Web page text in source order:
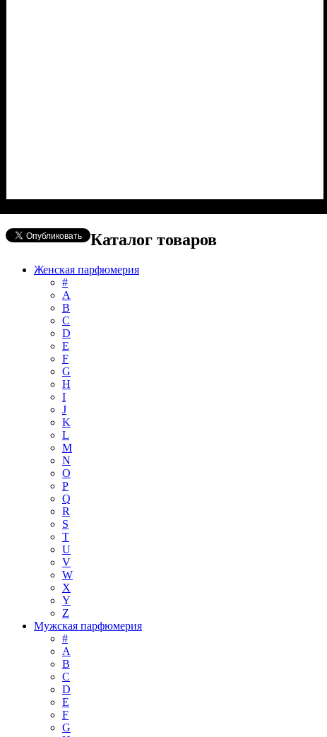
Каталог товаров
Женская парфюмерия
#
А
B
C
D
E
F
G
H
I
J
K
L
M
N
O
P
Q
R
S
T
U
V
W
X
Y
Z
Мужская парфюмерия
#
A
B
C
D
E
F
G